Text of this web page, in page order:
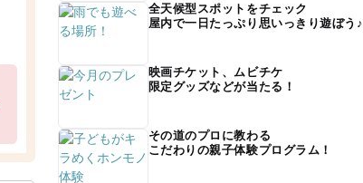
全天候型スポットをチェック
屋内で一日たっぷり思いっきり遊ぼう♪
映画チケット、ムビチケ
限定グッズなどが当たる！
その道のプロに教わる
こだわりの親子体験プログラム！